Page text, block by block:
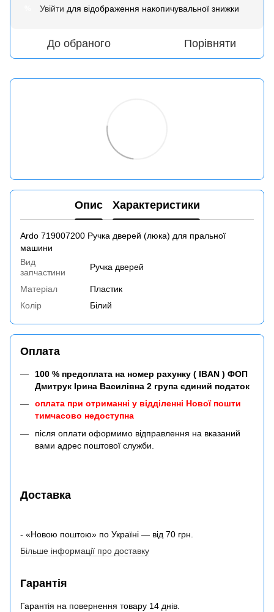
Увійти для відображення накопичувальної знижки
До обраного Порівняти
Опис Характеристики
Ardo 719007200 Ручка дверей (люка) для пральної
машини
Вид
запчастини
Ручка дверей
Матеріал
Пластик
Колір
Білий
Оплата
100 % предоплата на номер рахунку ( IBAN ) ФОП
Дмитрук Ірина Василівна 2 група єдиний податок
оплата при отриманні у відділенні Нової пошти
тимчасово недоступна
після оплати оформимо відправлення на вказаний
вами адрес поштової служби.
Доставка
- «Новою поштою» по Україні — від 70 грн.
Більше інформації про доставку
Гарантія
Гарантія на повернення товару 14 днів.